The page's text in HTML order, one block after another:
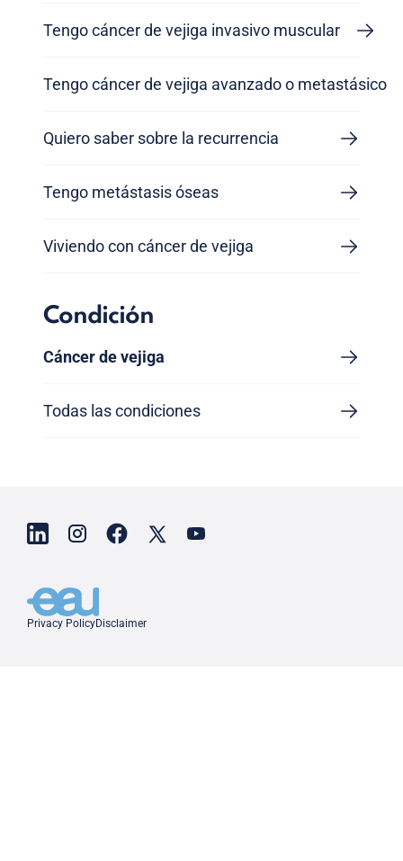
Tengo cáncer de vejiga invasivo muscular
Tengo cáncer de vejiga avanzado o metastásico
Quiero saber sobre la recurrencia
Tengo metástasis óseas
Viviendo con cáncer de vejiga
Condición
Cáncer de vejiga
Todas las condiciones
Privacy PolicyDisclaimer